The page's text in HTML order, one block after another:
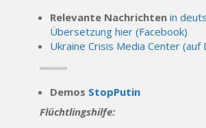
Relevante Nachrichten in
Übersetzung hier (Facebook)
Ukraine Crisis Media Center (auf
Demos StopPutin
Flüchtlingshilfe: